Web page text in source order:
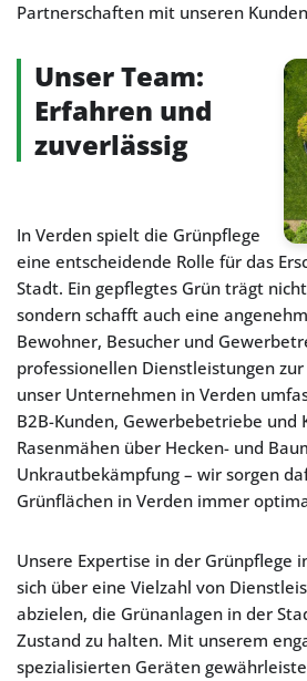
Partnerschaften mit unseren
Unser Team:
Erfahren und
zuverlässig
In Verden spielt die Grünpflege
eine entscheidende Rolle für das
Stadt. Ein gepflegtes Grün trägt
sondern schafft auch eine
Bewohner, Besucher und
professionellen Dienstleistungen
unser Unternehmen in Verden
B2B-Kunden, Gewerbebetriebe und
Rasenmähen über Hecken- und
Unkrautbekämpfung – wir sorgen
Grünflächen in Verden immer
Unsere Expertise in der Grünpflege
sich über eine Vielzahl von
abzielen, die Grünanlagen in der
Zustand zu halten. Mit unserem
spezialisierten Geräten